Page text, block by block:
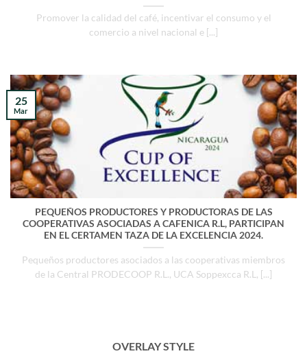
Promover la calidad del café, incentivar el consumo y el
comercio a nivel nacional e [...]
PEQUEÑOS PRODUCTORES Y PRODUCTORAS DE LAS
COOPERATIVAS ASOCIADAS A CAFENICA R.L, PARTICIPAN
EN EL CERTAMEN TAZA DE LA EXCELENCIA 2024.
Pequeños productores asociados a las cooperativas miembros
de la Central PRODECOOP R.L., UCA Soppexcca R.L, [...]
25
Mar
OVERLAY STYLE